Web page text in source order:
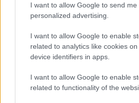
I want to allow Google to send me
personalized advertising.
I want to allow Google to enable
related to analytics like cookies
device identifiers in apps.
I want to allow Google to enable
related to functionality of the
Amire többmillióan vártunk:
csökken a riasztás